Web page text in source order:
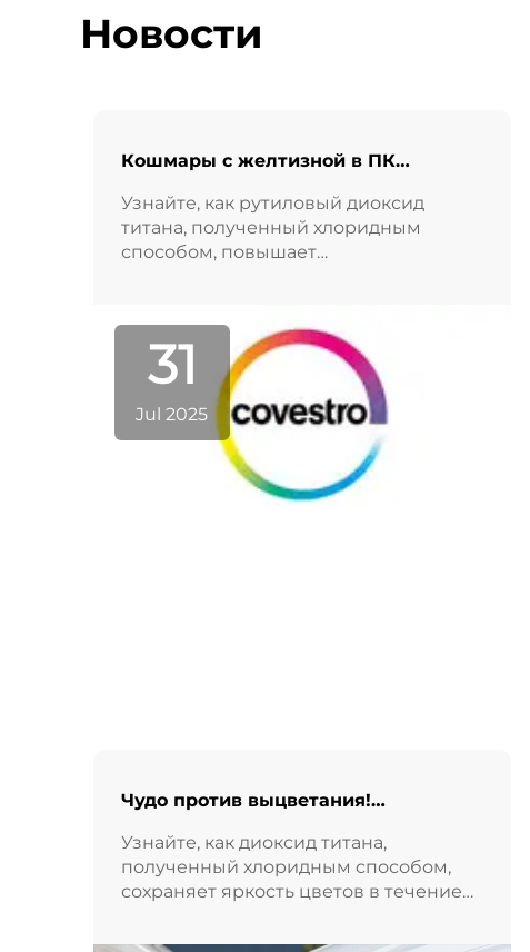
Новости
Кошмары с желтизной в ПК
рутила хлоридного процесса меняет
свойства полимеров?
Узнайте, как рутиловый диоксид
титана, полученный хлоридным
способом, повышает
пожелтение материалов на основе
поликарбоната.
31
Jul 2025
Чудо против выцветания!
протяжении десяти лет!
Узнайте, как диоксид титана,
полученный хлоридным способом,
сохраняет яркость цветов в течение
инновационных решениях компании